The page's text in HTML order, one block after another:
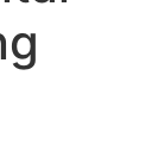
providing our
offering our